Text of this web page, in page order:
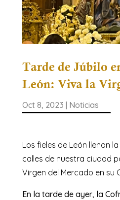
Tarde de Júbilo
León: Viva la
Oct 8, 2023 Noticias
Los fieles de León llenan
calles de nuestra ciudad
Virgen del Mercado en su
En la tarde de ayer, la